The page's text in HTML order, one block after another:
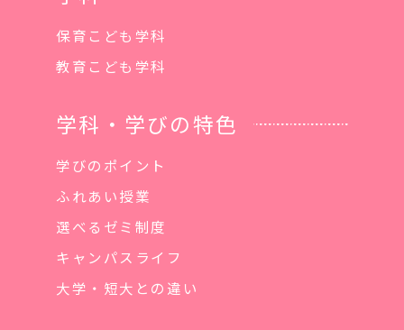
保育こども学科
教育こども学科
学科・学びの特色
学びのポイント
ふれあい授業
選べるゼミ制度
キャンパスライフ
大学・短大との違い